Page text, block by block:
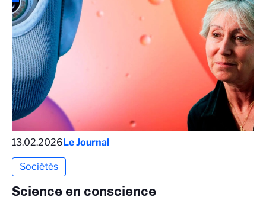
13.02.2026Le Journal
Sociétés
Science en conscience